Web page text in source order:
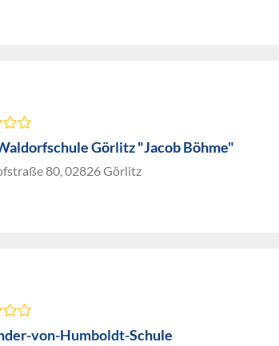
Görlitz "Jacob Böhme"
80, 02826 Görlitz
von-Humboldt-Schule